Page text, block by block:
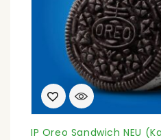
IP Oreo Sandwich NEU